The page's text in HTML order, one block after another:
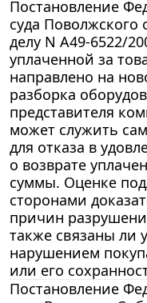
Постановление
суда Поволжского
делу N А49-6522/
уплаченной за
направлено на
разборка
представителя
может служить
для отказа в
о возврате
суммы. Оценке
сторонами
причин
также связаны ли
нарушением
или его
Постановление